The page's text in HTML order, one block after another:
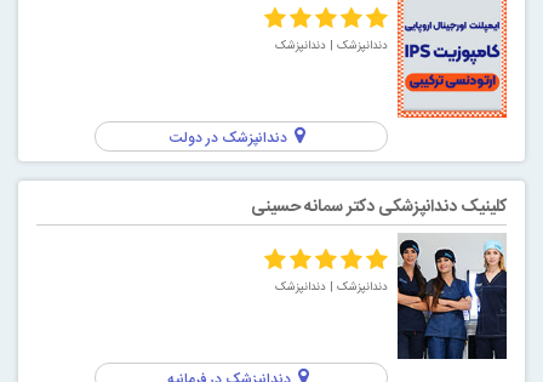
دندانپزشک | دندانپزشک
دندانپزشک در دولت
کلینیک دندانپزشکی دکتر سمانه حسینی
دندانپزشک | دندانپزشک